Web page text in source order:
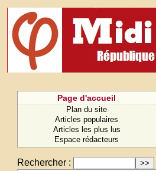
Page d'accueil
Plan du site
Articles populaires
Articles les plus lus
Espace rédacteurs
Rechercher :